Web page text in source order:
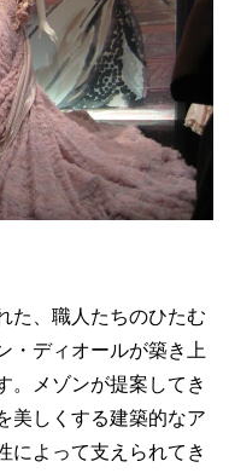
た、職人たちのひたむ
・ディオールが築き上
。メゾンが提案してき
美しくする建築的なア
によって支えられてき